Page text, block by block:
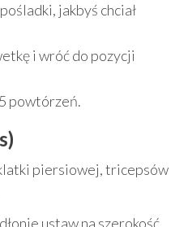
jakbyś chciał
i wróć do pozycji
powtórzeń.
piersiowej, tricepsów
ustaw na szerokość